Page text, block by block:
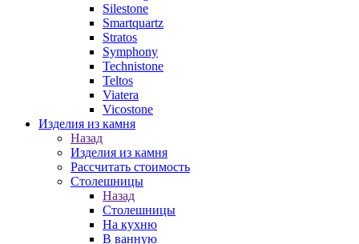
Silestone
Smartquartz
Stratos
Symphony
Technistone
Teltos
Viatera
Vicostone
Изделия из камня
Назад
Изделия из камня
Рассчитать стоимость
Столешницы
Назад
Столешницы
На кухню
В ванную